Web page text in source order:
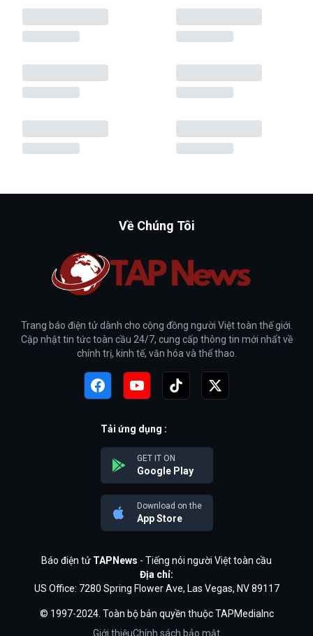
Về Chúng Tôi
Trang báo điện tử dành cho cộng đồng người Việt toàn thế giới.
Cập nhật tin tức toàn cầu 24/7, cung cấp thông tin mới nhất về
chính trị, kinh tế, văn hóa và thể thao.
Tải ứng dụng :
GET IT ON
Google Play
Download on the
App Store
Báo điện tử TAPNews - Tiếng nói người Việt toàn cầu
Địa chỉ:
US Office: 7280 Spring Flower Ave, Las Vegas, NV 89117
© 1997-2024. Toàn bộ bản quyền thuộc TAPMediaInc
Giới thiệuChính sách bảo mật